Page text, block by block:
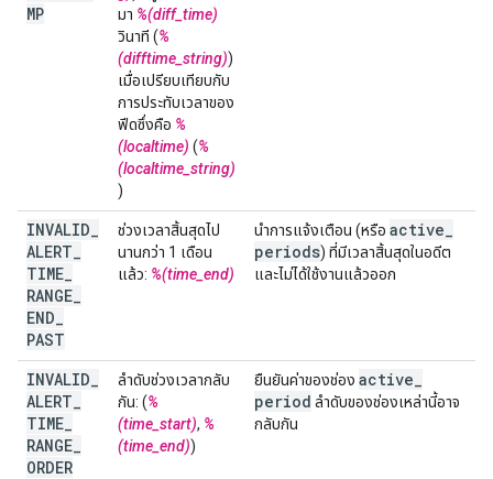
MP
มา %(diff_time)
วินาที (%
(difftime_string))
เมื่อเปรียบเทียบกับ
การประทับเวลาของ
ฟีดซึ่งคือ %
(localtime) (%
(localtime_string)
)
INVALID
ALERT
TIME
RANGE
END
PAST
ช่วงเวลาสิ้นสุดไป
นานกว่า 1 เดือน
แล้ว: %(time_end)
นำการแจ้งเตือน (หรือ active
periods) ที่มีเวลาสิ้นสุดในอดีต
และไม่ได้ใช้งานแล้วออก
INVALID
ALERT
TIME
RANGE
ORDER
ลำดับช่วงเวลากลับ
กัน: (%
(time_start), %
(time_end))
ยืนยันค่าของช่อง active
period ลำดับของช่องเหล่านี้อาจ
กลับกัน